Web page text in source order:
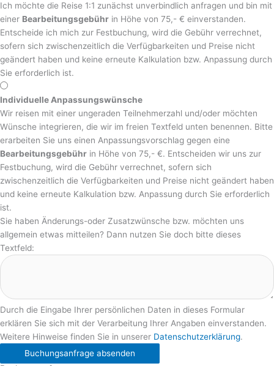
Ich möchte die Reise 1:1 zunächst unverbindlich anfragen und bin mit
einer Bearbeitungsgebühr in Höhe von 75,- € einverstanden.
Entscheide ich mich zur Festbuchung, wird die Gebühr verrechnet,
sofern sich zwischenzeitlich die Verfügbarkeiten und Preise nicht
geändert haben und keine erneute Kalkulation bzw. Anpassung durch
Sie erforderlich ist.
Individuelle Anpassungswünsche
Wir reisen mit einer ungeraden Teilnehmerzahl und/oder möchten
Wünsche integrieren, die wir im freien Textfeld unten benennen. Bitte
erarbeiten Sie uns einen Anpassungsvorschlag gegen eine
Bearbeitungsgebühr in Höhe von 75,- €. Entscheiden wir uns zur
Festbuchung, wird die Gebühr verrechnet, sofern sich
zwischenzeitlich die Verfügbarkeiten und Preise nicht geändert haben
und keine erneute Kalkulation bzw. Anpassung durch Sie erforderlich
ist.
Sie haben Änderungs-oder Zusatzwünsche bzw. möchten uns
allgemein etwas mitteilen? Dann nutzen Sie doch bitte dieses
Textfeld:
Durch die Eingabe Ihrer persönlichen Daten in dieses Formular
erklären Sie sich mit der Verarbeitung Ihrer Angaben einverstanden.
Weitere Hinweise finden Sie in unserer Datenschutzerklärung.
Buchungsanfrage absenden